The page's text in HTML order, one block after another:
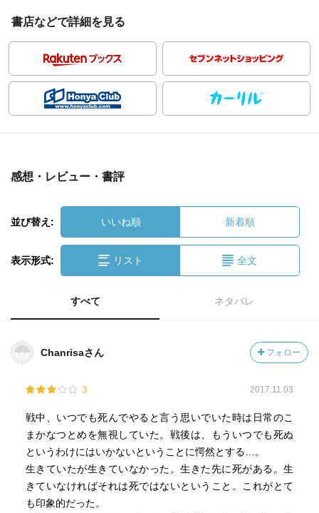
書店などで詳細を見る
感想・レビュー・書評
並び替え: いいね順 新着順
表示形式: リスト 全文
すべて ネタバレ
Chanrisaさん フォロー
3 2017.11.03
戦中、いつでも死んでやると言う思いでいた時は日常のこ
まかなつとめを無視していた。戦後は、もういつでも死ぬ
というわけにはいかないということに愕然とする…。
生きていたが生きていなかった。生きた先に死がある。生
きていなければそれは死ではないということ。これがとて
も印象的だった。